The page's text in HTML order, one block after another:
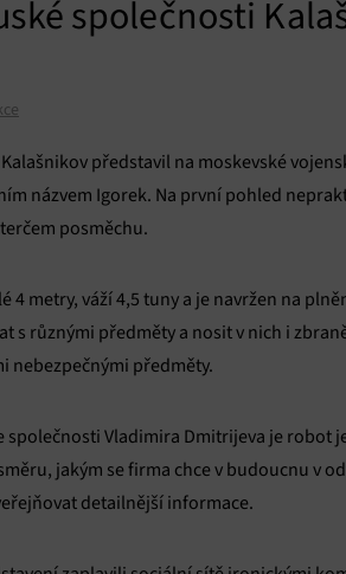
společnosti
představil na moskevské
názvem Igorek. Na první pohled
posměchu.
4 metry, váží 4,5 tuny a je navržen na
s různými předměty a nosit v nich i
nebezpečnými předměty.
Vladimira Dmitrijeva je robot
jakým se firma chce v budoucnu v
detailnější informace.